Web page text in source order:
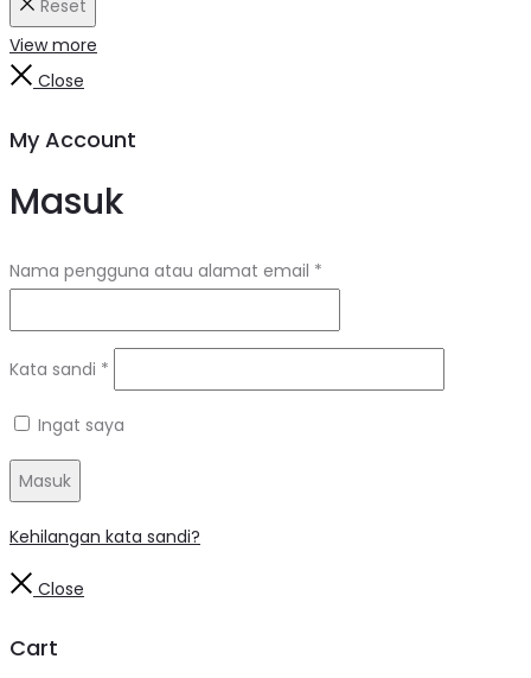
Reset
View more
Close
My Account
Masuk
Nama pengguna atau alamat email *
Kata sandi *
Ingat saya
Masuk
Kehilangan kata sandi?
Close
Cart